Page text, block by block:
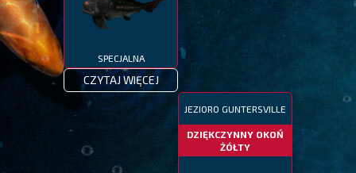
SPECJALNA
CZYTAJ WIĘCEJ
JEZIORO GUNTERSVILLE
DZIĘKCZYNNY OKOŃ
ŻÓŁTY